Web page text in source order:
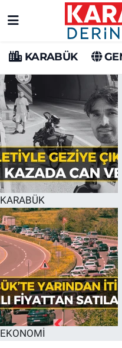
KARABÜK
KARABÜK
EKONOMİ
Karabük Hava
Karabük Trafik
Süper Lig Puan
Tüm Manşetler
Son Dakika Haberleri
Haber Arşivi